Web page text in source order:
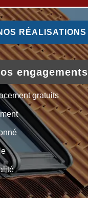
RÉALISATIONS
engagements
gratuits